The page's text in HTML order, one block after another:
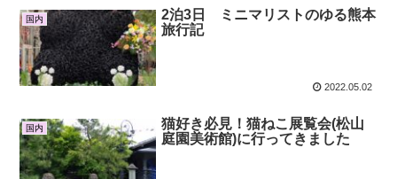
国内
2泊3日 ミニマリストのゆる熊本
旅行記
2022.05.02
国内
猫好き必見！猫ねこ展覧会(松山
庭園美術館)に行ってきました